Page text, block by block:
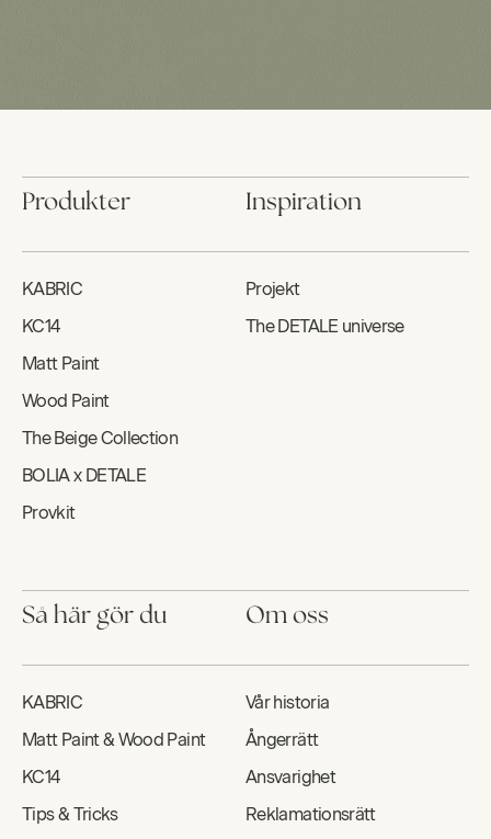
Produkter
KABRIC
KC14
Matt Paint
Wood Paint
The Beige Collection
BOLIA x DETALE
Provkit
Inspiration
Projekt
The DETALE universe
Så här gör du
KABRIC
Matt Paint & Wood Paint
KC14
Tips & Tricks
Om oss
Vår historia
Ångerrätt
Ansvarighet
Reklamationsrätt